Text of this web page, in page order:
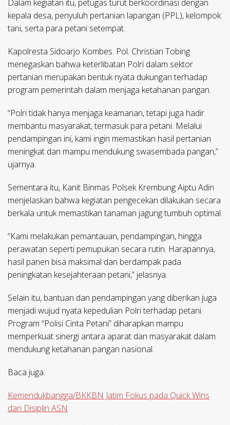
Dalam kegiatan itu, petugas turut berkoordinasi dengan
kepala desa, penyuluh pertanian lapangan (PPL), kelompok
tani, serta para petani setempat.
Kapolresta Sidoarjo Kombes. Pol. Christian Tobing
menegaskan bahwa keterlibatan Polri dalam sektor
pertanian merupakan bentuk nyata dukungan terhadap
program pemerintah dalam menjaga ketahanan pangan.
“Polri tidak hanya menjaga keamanan, tetapi juga hadir
membantu masyarakat, termasuk para petani. Melalui
pendampingan ini, kami ingin memastikan hasil pertanian
meningkat dan mampu mendukung swasembada pangan,”
ujarnya.
Sementara itu, Kanit Binmas Polsek Krembung Aiptu Adin
menjelaskan bahwa kegiatan pengecekan dilakukan secara
berkala untuk memastikan tanaman jagung tumbuh optimal.
“Kami melakukan pemantauan, pendampingan, hingga
perawatan seperti pemupukan secara rutin. Harapannya,
hasil panen bisa maksimal dan berdampak pada
peningkatan kesejahteraan petani,” jelasnya.
Selain itu, bantuan dan pendampingan yang diberikan juga
menjadi wujud nyata kepedulian Polri terhadap petani.
Program “Polisi Cinta Petani” diharapkan mampu
memperkuat sinergi antara aparat dan masyarakat dalam
mendukung ketahanan pangan nasional.
Baca juga:
Kemendukbangga/BKKBN Jatim Fokus pada Quick Wins
dan Disiplin ASN